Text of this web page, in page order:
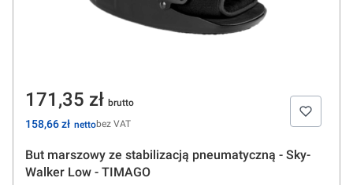
But marszowy ze stabilizacją pneumatyczną - Sky-
Walker Low - TIMAGO
Cena
171,35 zł
Cena
158,66 zł bez VAT